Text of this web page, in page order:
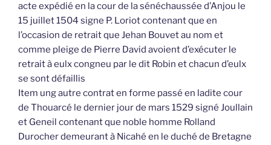
acte expédié en la cour de la sénéchaussée d’Anjou le
15 juillet 1504 signe P. Loriot contenant que en
l’occasion de retrait que Jehan Bouvet au nom et
comme pleige de Pierre David avoient d’exécuter le
retrait à eulx congneu par le dit Robin et chacun d’eulx
se sont défaillis
Item ung autre contrat en forme passé en ladite cour
de Thouarcé le dernier jour de mars 1529 signé Joullain
et Geneil contenant que noble homme Rolland
Durocher demeurant à Nicahé en le duché de Bretagne